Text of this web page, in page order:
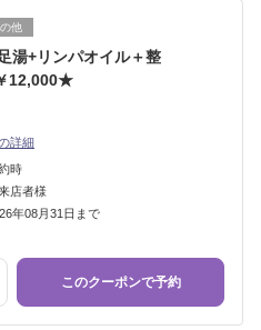
他
湯+リンパオイル＋整
12,000★
詳細
時
店者様
年08月31日まで
このクーポンで予約